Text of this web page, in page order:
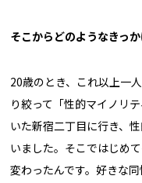
――そこからどのようなきっ
20歳のとき、これ以上一
り絞って「性的マイノリ
いた新宿二丁目に行き、
いました。そこではじめ
変わったんです。好きな